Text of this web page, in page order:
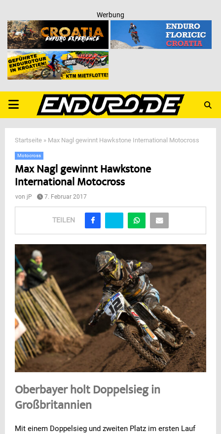
Werbung
PRIMARY
MENU
Startseite » Max Nagl gewinnt Hawkstone International Motocross
Motocross
Max Nagl gewinnt Hawkstone
International Motocross
von jP 7. Februar 2017
TEILEN
Oberbayer holt Doppelsieg in
Großbritannien
Mit einem Doppelsieg und zweiten Platz im ersten Lauf